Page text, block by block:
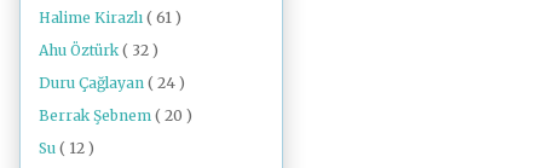
Halime Kirazlı ( 61 )
Ahu Öztürk ( 32 )
Duru Çağlayan ( 24 )
Berrak Şebnem ( 20 )
Su ( 12 )